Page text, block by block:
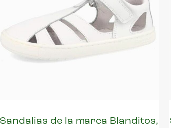
Sandalias de la marca Blanditos,